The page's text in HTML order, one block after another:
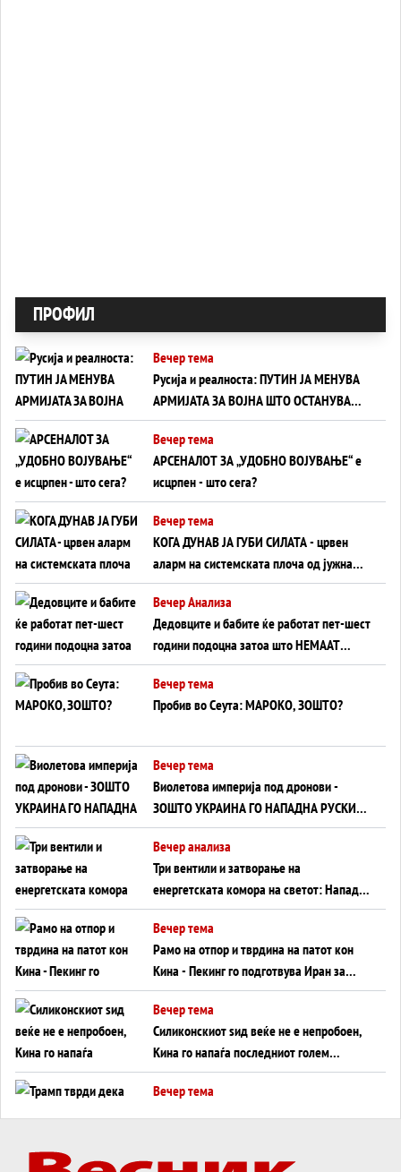
ПРОФИЛ
Вечер тема
Русија и реалноста: ПУТИН ЈА МЕНУВА
АРМИЈАТА ЗА ВОЈНА ШТО ОСТАНУВА
БЕЗ ФРОНТ
Вечер тема
АРСЕНАЛОТ ЗА „УДОБНО ВОЈУВАЊЕ“ е
исцрпен - што сега?
Вечер тема
КОГА ДУНАВ ЈА ГУБИ СИЛАТА - црвен
аларм на системската плоча од јужна
Германија до Црното Море...
Вечер Анализа
Дедовците и бабите ќе работат пет-шест
години подоцна затоа што НЕМААТ
ВНУЦИ ДА ГИ ЗАМЕНАТ
Вечер тема
Пробив во Сеута: МАРОКО, ЗОШТО?
Вечер тема
Виолетова империја под дронови -
ЗОШТО УКРАИНА ГО НАПАДНА РУСКИОТ
WILDBERRIES
Вечер анализа
Три вентили и затворање на
енергетската комора на светот: Нападот
во Суец најавува глобален енергетски
инфаркт?
Вечер тема
Рамо на отпор и тврдина на патот кон
Кина - Пекинг го подготвува Иран за
американска копнена инвазија
Вечер тема
Силиконскиот ѕид веќе не е непробоен,
Кина го напаѓа последниот голем
монопол на Западот?
Вечер тема